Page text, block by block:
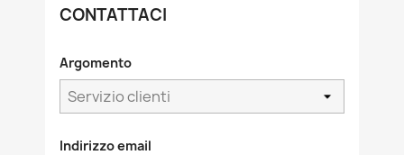
CONTATTACI
Argomento
Indirizzo email